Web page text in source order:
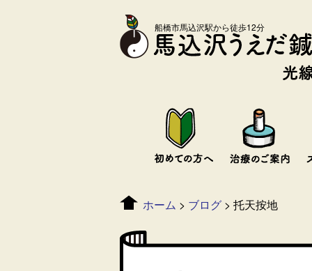
船橋市馬込沢駅から徒歩12分
ホーム > ブログ > 托天按地